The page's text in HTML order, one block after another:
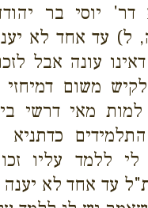
דר' יוסי בר
ל) עד אחד לא
עונה אבל
משום דמיחזי
למות מאי דרשי
ללמד עליו
עד אחד לא יענה